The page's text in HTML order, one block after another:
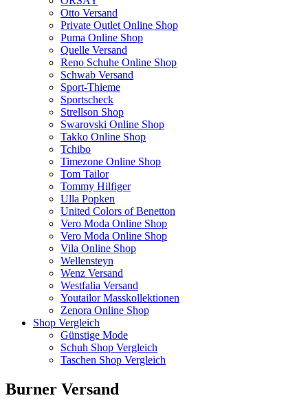
Otto Versand
Private Outlet Online Shop
Puma Online Shop
Quelle Versand
Reno Schuhe Online Shop
Schwab Versand
Sport-Thieme
Sportscheck
Strellson Shop
Swarovski Online Shop
Takko Online Shop
Tchibo
Timezone Online Shop
Tom Tailor
Tommy Hilfiger
Ulla Popken
United Colors of Benetton
Vero Moda Online Shop
Vero Moda Online Shop
Vila Online Shop
Wellensteyn
Wenz Versand
Westfalia Versand
Youtailor Masskollektionen
Zenora Online Shop
Shop Vergleich
Günstige Mode
Schuh Shop Vergleich
Taschen Shop Vergleich
Burner Versand